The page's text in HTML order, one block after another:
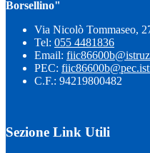
Borsellino"
Via Nicolò Tommaseo,
Tel: 055 4481836
Email:
PEC:
C.F.: 94219800482
Sezione Link Utili